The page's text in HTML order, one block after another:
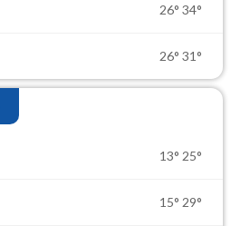
26° 34°
26° 31°
13° 25°
15° 29°